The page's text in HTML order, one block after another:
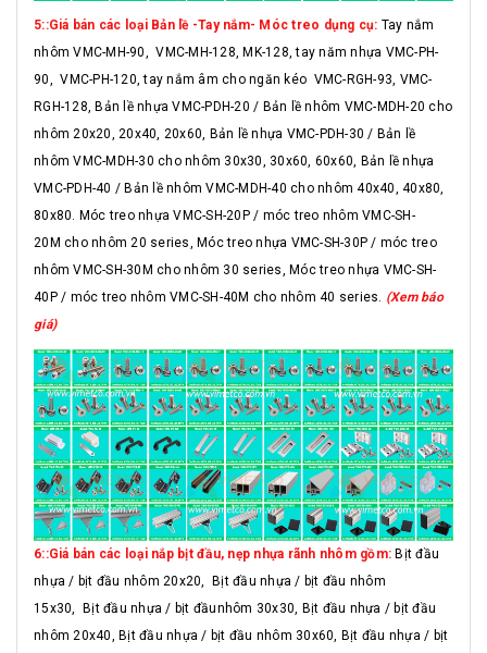
5::Giá bán các loại Bản lề -Tay nắm- Móc treo dụng cụ: Tay nắm
nhôm VMC-MH-90, VMC-MH-128, MK-128, tay năm nhựa VMC-PH-
90, VMC-PH-120, tay nắm âm cho ngăn kéo VMC-RGH-93, VMC-
RGH-128, Bản lề nhựa VMC-PDH-20 / Bản lề nhôm VMC-MDH-20 cho
nhôm 20x20, 20x40, 20x60, Bản lề nhựa VMC-PDH-30 / Bản lề
nhôm VMC-MDH-30 cho nhôm 30x30, 30x60, 60x60, Bản lề nhựa
VMC-PDH-40 / Bản lề nhôm VMC-MDH-40 cho nhôm 40x40, 40x80,
80x80. Móc treo nhựa VMC-SH-20P / móc treo nhôm VMC-SH-
20M cho nhôm 20 series, Móc treo nhựa VMC-SH-30P / móc treo
nhôm VMC-SH-30M cho nhôm 30 series, Móc treo nhựa VMC-SH-
40P / móc treo nhôm VMC-SH-40M cho nhôm 40 series. (Xem báo
giá)
6::Giá bán các loại nắp bịt đầu, nẹp nhựa rãnh nhôm gồm:Bịt đầu
nhựa / bịt đầu nhôm 20x20, Bịt đầu nhựa / bịt đầu nhôm
15x30, Bịt đầu nhựa / bịt đầunhôm 30x30, Bịt đầu nhựa / bịt đầu
nhôm 20x40, Bịt đầu nhựa / bịt đầu nhôm 30x60, Bịt đầu nhựa / bịt